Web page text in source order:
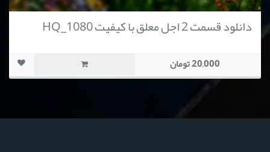
دانلود قسمت 2 اجل معلق با کیفیت HQ_1080
20,000 تومان